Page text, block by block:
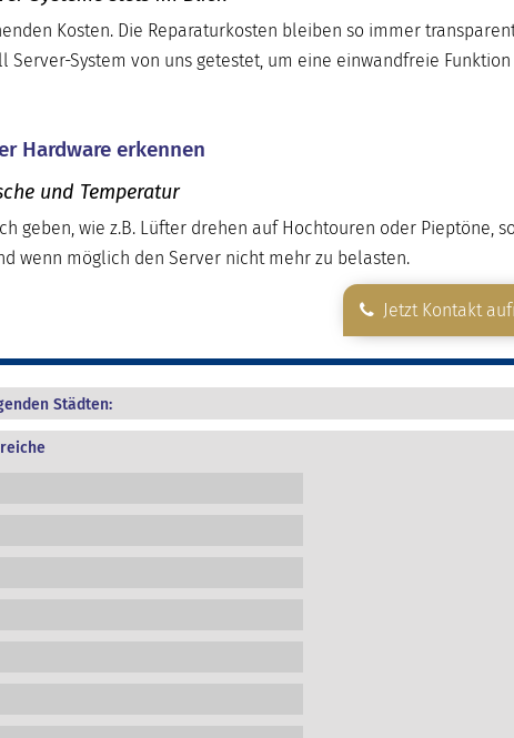
Kosten. Die Reparaturkosten bleiben so immer
System von uns getestet, um eine einwandfreie Funktion
Hardware erkennen
und Temperatur
geben, wie z.B. Lüfter drehen auf Hochtouren oder Pieptöne,
wenn möglich den Server nicht mehr zu belasten.
Jetzt Kontakt
Städten: